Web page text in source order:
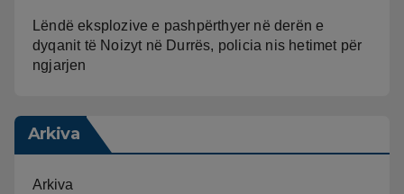
Lëndë eksplozive e pashpërthyer në derën e
dyqanit të Noizyt në Durrës, policia nis hetimet për
ngjarjen
Arkiva
Arkiva